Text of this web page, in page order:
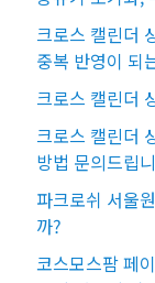
크로스 캘린더
중복 반영이 되
크로스 캘린더
크로스 캘린더
방법 문의드립
파크로쉬 서울
까?
코스모스팜 페